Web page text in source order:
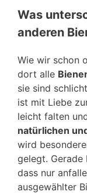
Was
anderen
Wie wir schon
dort alle
sie sind
ist mit Liebe
leicht falten
natürlichen
wird
gelegt. Gerade
dass nur
ausgewählter